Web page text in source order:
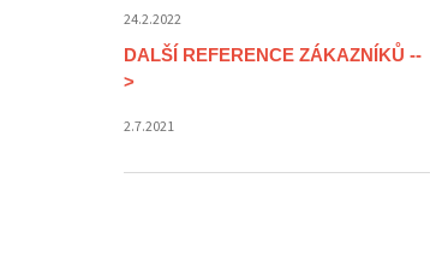
24.2.2022
DALŠÍ REFERENCE ZÁKAZNÍKŮ --
>
2.7.2021